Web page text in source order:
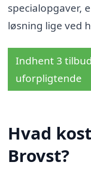
specialopgaver,
løsning lige ved
Indhent 3
uforpligtende
Hvad
Brovst?